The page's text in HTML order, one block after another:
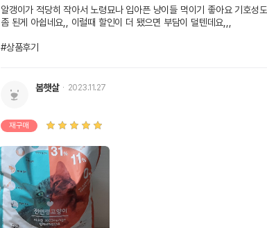
알갱이가 적당히 작아서 노령묘나 입아픈 냥이들 먹이기 좋아요 기호성
좀 된게 아쉽네요,, 이럴때 할인이 더 됐으면 부담이 덜텐데요,,,
#상품후기
봄햇살 2023.11.27
재구매